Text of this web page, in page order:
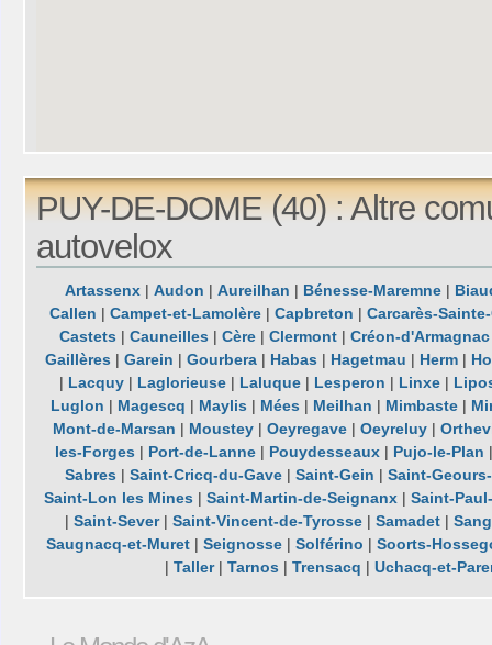
PUY-DE-DOME (40) : Altre
autovelox
Artassenx| Audon | Aureilhan | Bénesse-Maremne|
Callen | Campet-et-Lamolère| Capbreton | Carcarès-
Castets |Cauneilles |Cère |Clermont |Créon-d'Armagnac
Gaillères |Garein |Gourbera | Habas | Hagetmau | Herm |
| Lacquy| Laglorieuse| Laluque| Lesperon | Linxe|
Luglon | Magescq | Maylis | Mées | Meilhan | Mimbaste |
Mont-de-Marsan | Moustey| Oeyregave| Oeyreluy|
les-Forges | Port-de-Lanne | Pouydesseaux | Pujo-le-Plan
Sabres |Saint-Cricq-du-Gave |Saint-Gein |Saint-
Saint-Lon les Mines |Saint-Martin-de-Seignanx |Saint-
|Saint-Sever|Saint-Vincent-de-Tyrosse |Samadet |
Saugnacq-et-Muret |Seignosse |Solférino |Soorts-
|Taller|Tarnos |Trensacq |Uchacq-et-